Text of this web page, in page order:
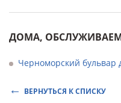
ДОМА,
Черноморский бульвар
ВЕРНУТЬСЯ К СПИСКУ